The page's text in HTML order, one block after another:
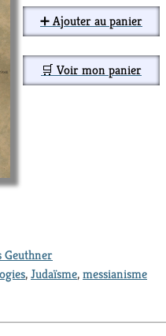
➕ Ajouter au panier
🛒 Voir mon panier
Geuthner
,Judaïsme,messianisme